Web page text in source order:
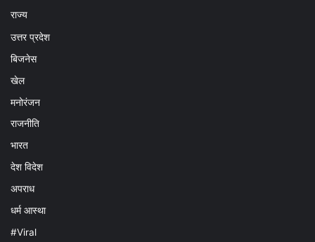
राज्य
उत्तर प्रदेश
बिजनेस
खेल
मनोरंजन
राजनीति
भारत
देश विदेश
अपराध
धर्म आस्था
#Viral